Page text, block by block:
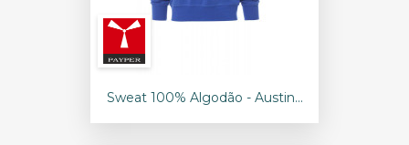
Sweat 100% Algodão - Austin...